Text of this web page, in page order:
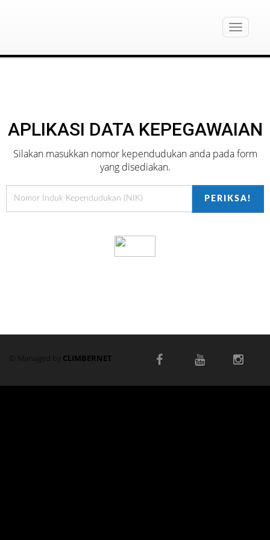
Toggle
APLIKASI DATA KEPEGAWAIAN
Silakan masukkan nomor kependudukan anda pada form
yang disediakan.
PERIKSA!
© Managed by CLIMBERNET